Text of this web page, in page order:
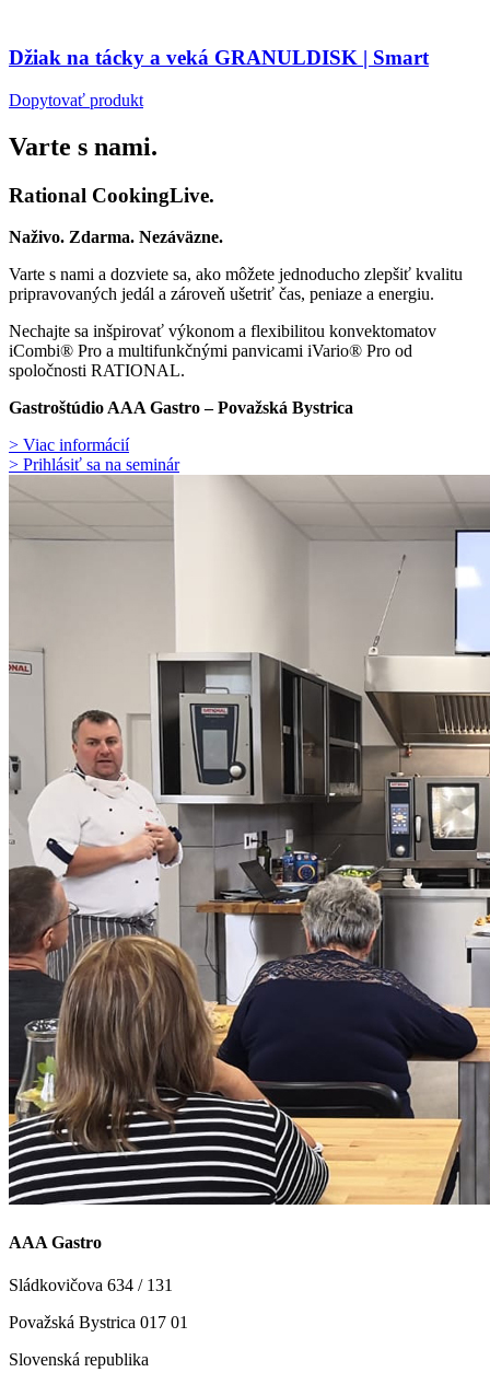
Džiak na tácky a veká GRANULDISK | Smart
Dopytovať produkt
Varte s nami.
Rational CookingLive​.
Naživo. Zdarma. Nezáväzne.
Varte s nami a dozviete sa, ako môžete jednoducho zlepšiť kvalitu
pripravovaných jedál a zároveň ušetriť čas, peniaze a energiu.
Nechajte sa inšpirovať výkonom a flexibilitou konvektomatov
iCombi® Pro a multifunkčnými panvicami iVario® Pro od
spoločnosti RATIONAL.
Gastroštúdio AAA Gastro – Považská Bystrica
> Viac informácií
> Prihlásiť sa na seminár
AAA Gastro
Sládkovičova 634 / 131
Považská Bystrica 017 01
Slovenská republika